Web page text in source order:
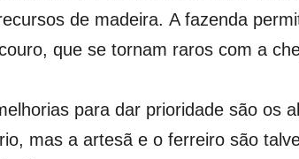
de madeira. A fazenda
que se tornam raros com a
para dar prioridade são os
mas a artesã e o ferreiro são